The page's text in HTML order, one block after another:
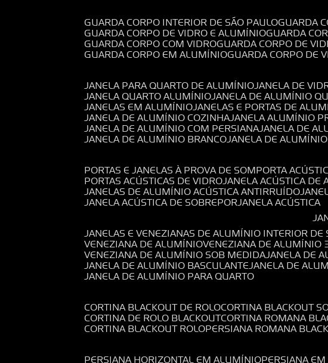
GUARDA CORPO INTERIOR DE SÃO PAULO GUARDA
GUARDA CORPO DE VIDRO E ALUMÍNIO GUARDA
GUARDA CORPO COM VIDRO GUARDA CORPO DE
GUARDA CORPO EM ALUMÍNIO GUARDA CORPO DE
JANELA PARA QUARTO DE ALUMÍNIO JANELA DE
JANELA QUARTO ALUMÍNIO JANELA DE ALUMÍNIO
JANELAS EM ALUMÍNIO JANELAS E PORTAS DE
JANELA DE ALUMÍNIO COZINHA JANELA ALUMÍNIO
JANELA DE ALUMÍNIO COM PERSIANA JANELA DE
JANELA DE ALUMÍNIO BRANCO JANELA DE ALUMÍNIO
PORTAS E JANELAS À PROVA DE SOM PORTA
PORTAS ACÚSTICAS DE VIDRO JANELA ACÚSTICA
JANELAS DE ALUMÍNIO ACÚSTICA ANTIRRUÍDO
JANELA ACÚSTICA DE SOBREPOR JANELA ACÚSTICA
JANELAS E VENEZIANAS DE ALUMÍNIO INTERIOR DE
VENEZIANA DE ALUMÍNIO VENEZIANA DE ALUMÍNIO
VENEZIANA DE ALUMÍNIO SOB MEDIDA JANELA DE
JANELA DE ALUMÍNIO BASCULANTE JANELA DE
JANELA DE ALUMÍNIO PARA QUARTO
CORTINA BLACKOUT DE ROLO CORTINA BLACKOUT
CORTINA DE ROLO BLACKOUT CORTINA ROMANA
CORTINA BLACKOUT ROLO PERSIANA ROMANA
PERSIANA HORIZONTAL EM ALUMÍNIO PERSIANA